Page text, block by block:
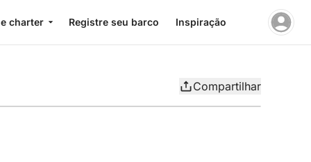
charter Registre seu barco Inspiração
Compartilhar